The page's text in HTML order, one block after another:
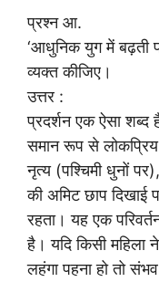
प्रश्न आ.
‘आधुनिक युग में बढ़ती
व्यक्त कीजिए।
उत्तर :
प्रदर्शन एक ऐसा शब्द
समान रूप से लोकप्रिय
नृत्य (पश्चिमी धुनों पर),
की अमिट छाप दिखाई
रहता। यह एक
है। यदि किसी महिला
लहंगा पहना हो तो